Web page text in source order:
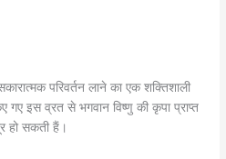
परिवर्तन लाने का एक शक्तिशाली
गए इस व्रत से भगवान विष्णु की कृपा प्राप्त
हो सकती हैं।